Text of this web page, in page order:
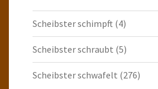
Scheibster schimpft (4)
Scheibster schraubt (5)
Scheibster schwafelt (276)